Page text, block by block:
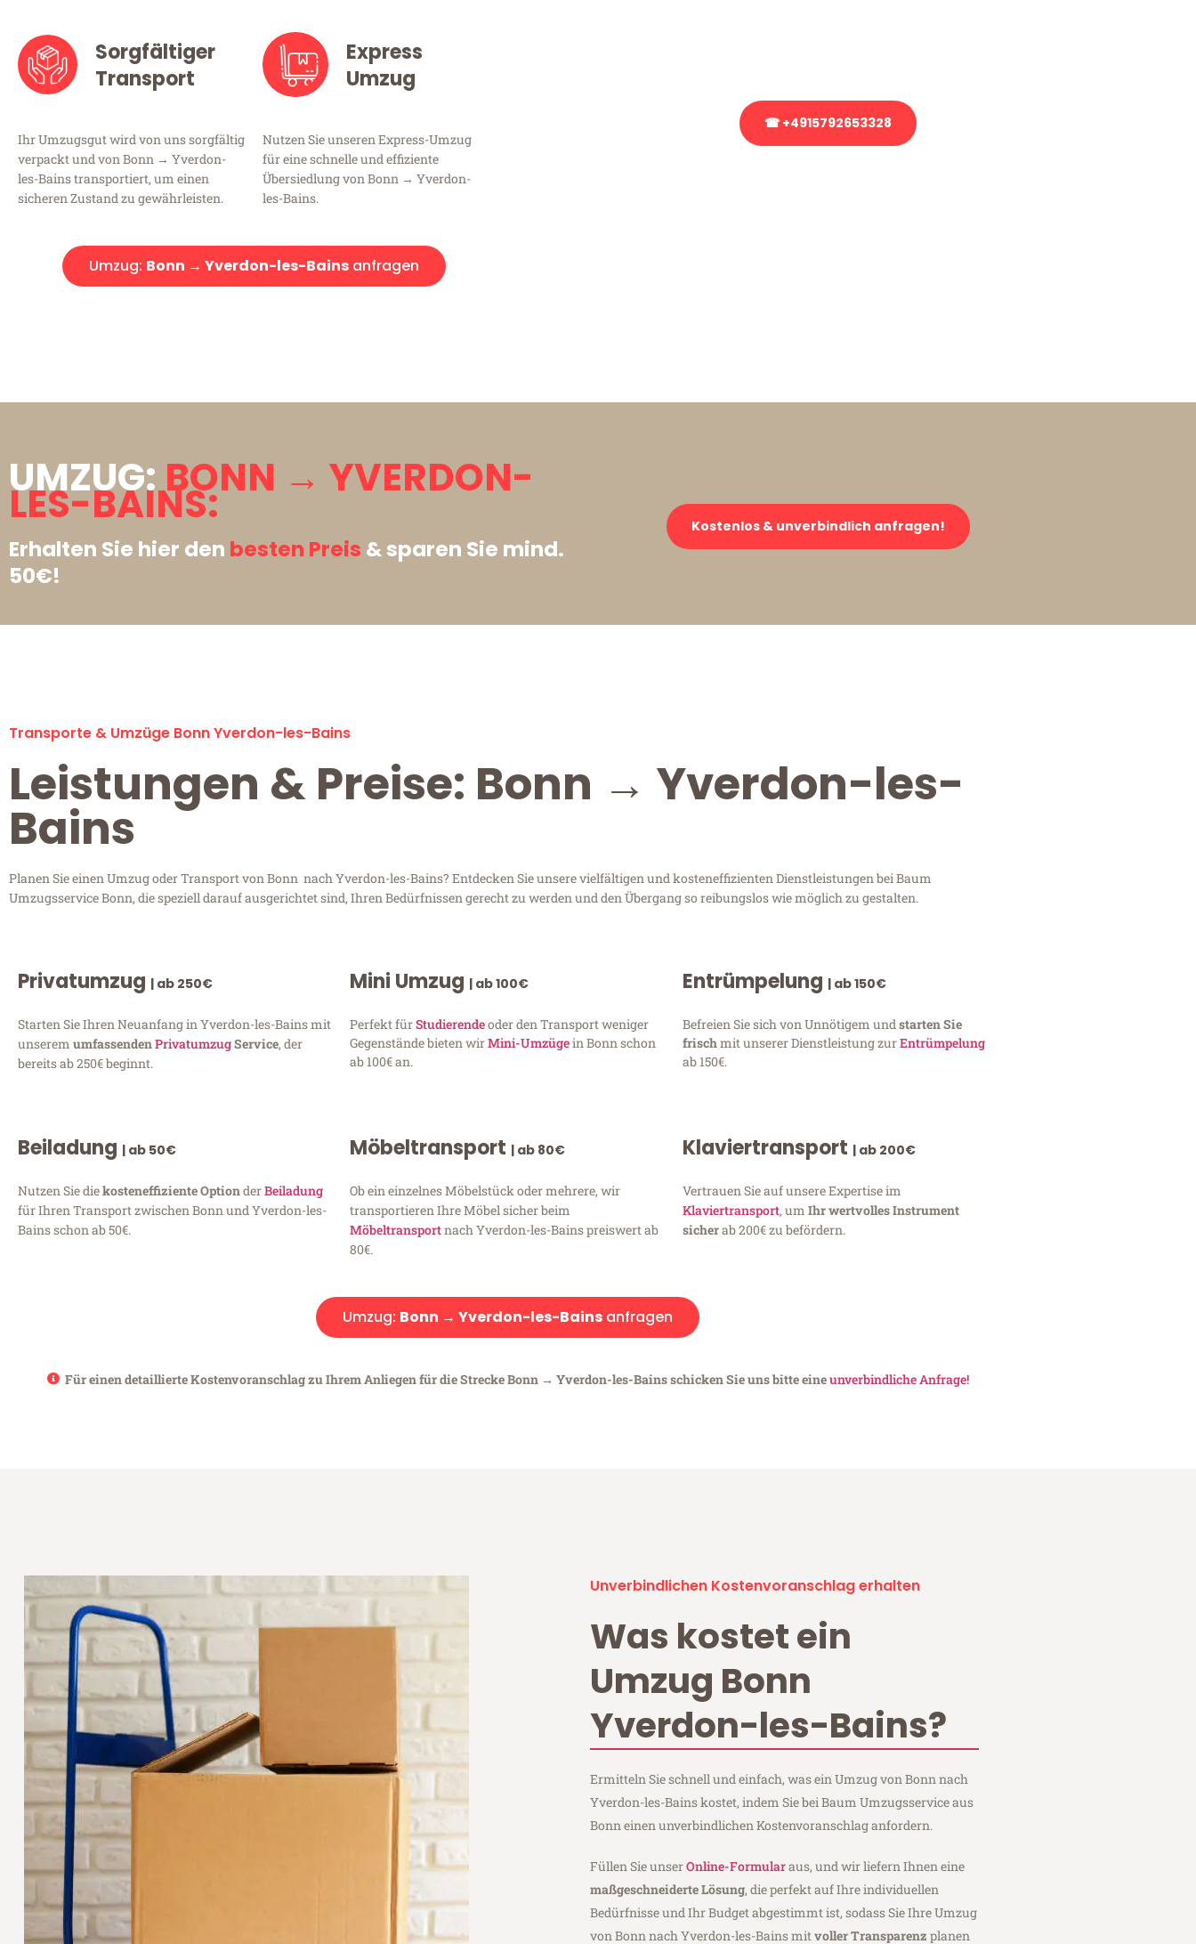
Sorgfältiger
Transport
Ihr Umzugsgut wird von uns sorgfältig
verpackt und von Bonn → Yverdon-
les-Bains transportiert, um einen
sicheren Zustand zu gewährleisten.
Express
Umzug
Nutzen Sie unseren Express-Umzug
für eine schnelle und effiziente
Übersiedlung von Bonn → Yverdon-
les-Bains.
Umzug: Bonn → Yverdon-les-Bainsanfragen
☎ +4915792653328
UMZUG:BONN → YVERDON-
LES-BAINS:
Erhalten Sie hier den besten Preis & sparen Sie mind.
50€!
Kostenlos & unverbindlich anfragen!
Transporte & Umzüge Bonn Yverdon-les-Bains
Leistungen & Preise: Bonn → Yverdon-les-
Bains
Planen Sie einen Umzug oder Transport von Bonn nach Yverdon-les-Bains? Entdecken Sie unsere vielfältigen und kosteneffizienten Dienstleistungen bei Baum
Umzugsservice Bonn, die speziell darauf ausgerichtet sind, Ihren Bedürfnissen gerecht zu werden und den Übergang so reibungslos wie möglich zu gestalten.
Privatumzug | ab 250€
Starten Sie Ihren Neuanfang in Yverdon-les-Bains mit
unserem umfassendenPrivatumzugService, der
bereits ab 250€ beginnt.
Mini Umzug | ab 100€
Perfekt fürStudierendeoder den Transport weniger
Gegenstände bieten wirMini-Umzügein Bonn schon
ab 100€ an.
Entrümpelung | ab 150€
Befreien Sie sich von Unnötigem und starten Sie
frischmit unserer Dienstleistung zurEntrümpelung
ab 150€.
Beiladung | ab 50€
Nutzen Sie diekosteneffiziente OptionderBeiladung
für Ihren Transport zwischen Bonn und Yverdon-les-
Bains schon ab 50€.
Möbeltransport | ab 80€
Ob ein einzelnes Möbelstück oder mehrere, wir
transportieren Ihre Möbel sicher beim
Möbeltransportnach Yverdon-les-Bains preiswert ab
80€.
Klaviertransport | ab 200€
Vertrauen Sie auf unsere Expertise im
Klaviertransport, um Ihr wertvolles Instrument
sicherab 200€ zu befördern.
Umzug: Bonn → Yverdon-les-Bainsanfragen
Für einen detaillierte Kostenvoranschlag zu Ihrem Anliegen für die Strecke Bonn → Yverdon-les-Bains schicken Sie uns bitte eineunverbindliche Anfrage!
Unverbindlichen Kostenvoranschlag erhalten
Was kostet ein
Umzug Bonn
Yverdon-les-Bains?
Ermitteln Sie schnell und einfach, was ein Umzug von Bonn nach
Yverdon-les-Bains kostet, indem Sie bei Baum Umzugsservice aus
Bonn einen unverbindlichen Kostenvoranschlag anfordern.
Füllen Sie unserOnline-Formularaus, und wir liefern Ihnen eine
maßgeschneiderte Lösung, die perfekt auf Ihre individuellen
Bedürfnisse und Ihr Budget abgestimmt ist, sodass Sie Ihre Umzug
von Bonn nach Yverdon-les-Bains mitvoller Transparenz planen